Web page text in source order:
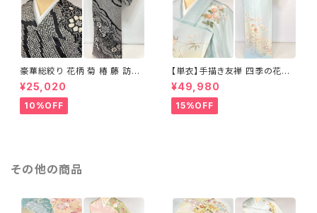
豪華総絞り 花柄 菊 椿 藤 訪問
着 鹿の子絞り ラメ 正絹 黒 白
グレー 1435
¥25,020
10%OFF
【単衣】手描き友禅 四季の花々
正絹 訪問着 水色 黄緑 白 パス
テルカラー 1431
¥49,980
15%OFF
その他の商品